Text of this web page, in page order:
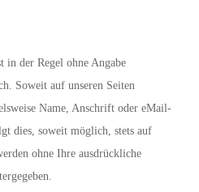
in der Regel ohne Angabe
Soweit auf unseren Seiten
Name, Anschrift oder eMail-
dies, soweit möglich, stets auf
ohne Ihre ausdrückliche